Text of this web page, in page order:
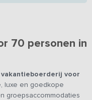
70 personen in
voor
luxe en goedkope
groepsaccommodaties